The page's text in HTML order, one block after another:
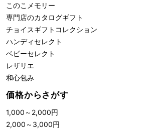
このこメモリー
専門店のカタログギフト
チョイスギフトコレクション
ハンディセレクト
ベビーセレクト
レザリエ
和心包み
価格からさがす
1,000 ～ 2,000円
2,000 ～ 3,000円